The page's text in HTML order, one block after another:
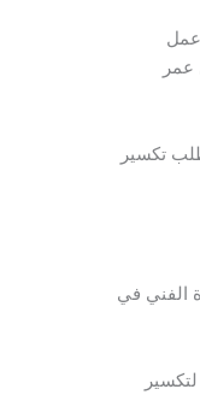
عمل
عمر
تكسير
الفني في